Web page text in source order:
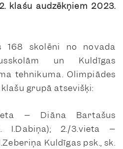
klašu audzēkņiem 2023.
168 skolēni no novada
un Kuldīgas
tehnikuma. Olimpiādes
grupā atsevišķi:
– Diāna Bartašus
I.Dabiņa); 2./3.vieta –
Kuldīgas psk., sk.